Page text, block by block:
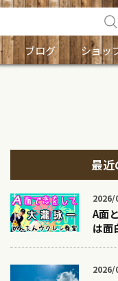
ブログ ショッ
最
2026/
A面
は面
2026/